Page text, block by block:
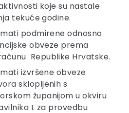
koje su nastale
tekuće godine.
podmirene odnosno
obveze prema
Republike Hrvatske.
izvršene obveze
sklopljenih s
županijom u okviru
I. za provedbu